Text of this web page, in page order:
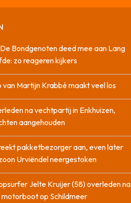
Bondgenoten deed mee aan Lang
zo reageren kijkers
van Martijn Krabbé maakt veel los
na vechtpartij in Enkhuizen,
aangehouden
pakketbezorger aan, even later
Urviëndel neergestoken
Jelte Kruijer (58) overleden na
op Schildmeer